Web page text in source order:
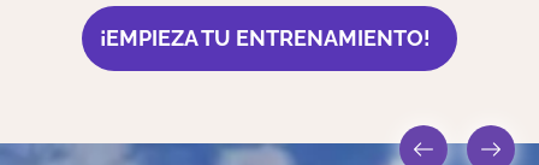
¡EMPIEZA TU ENTRENAMIENTO!